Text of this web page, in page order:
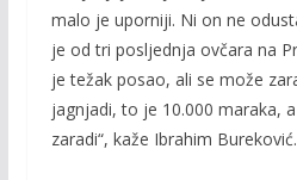
malo je uporniji. Ni on ne
je od tri posljednja ovčara na
je težak posao, ali se može
jagnjadi, to je 10.000 maraka,
zaradi“, kaže Ibrahim Bureković.